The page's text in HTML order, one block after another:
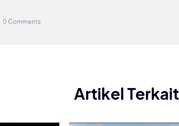
0 Comments
Artikel Terkait